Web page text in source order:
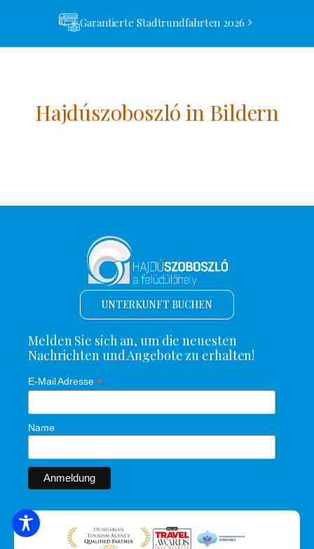
Garantierte Stadtrundfahrten 2026
Hajdúszoboszló in Bildern
SUCHE NACH UNTERKUNFT
UNTERKUNFT BUCHEN
Melden Sie sich an, um die neuesten
Nachrichten und Angebote zu erhalten!
E-Mail Adresse *
Name